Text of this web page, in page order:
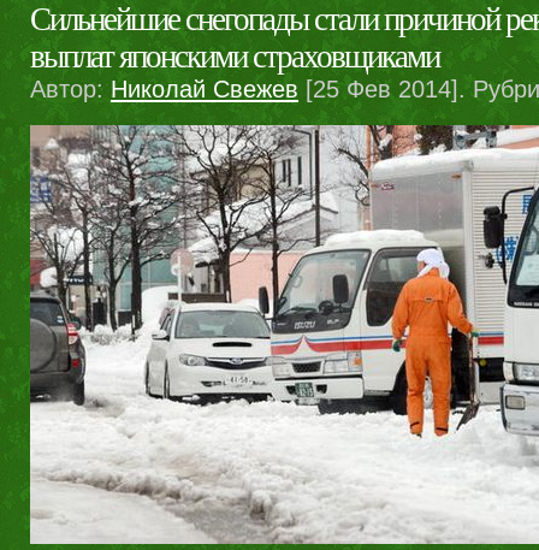
Сильнейшие снегопады стали причиной
выплат японскими страховщиками
Автор: Николай Свежев [25 Фев 2014].